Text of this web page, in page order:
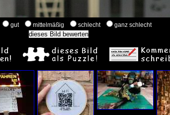
gut mittelmäßig schlecht ganz schlecht